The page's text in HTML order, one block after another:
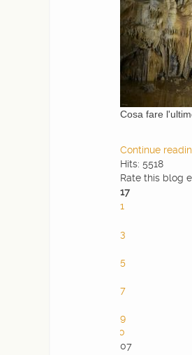
Cosa fare
Continue
Hits: 5518
Rate this blog
17
1
3
5
7
9
10
07